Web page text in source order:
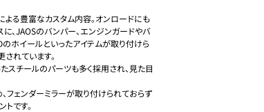
る豊富なカスタム内容。オンロードにも
、JAOSのバンパー、エンジンガードやバ
のホイールといったアイテムが取り付けら
れています。
スチールのパーツも多く採用され、見た目
フェンダーミラーが取り付けられておらず
です。